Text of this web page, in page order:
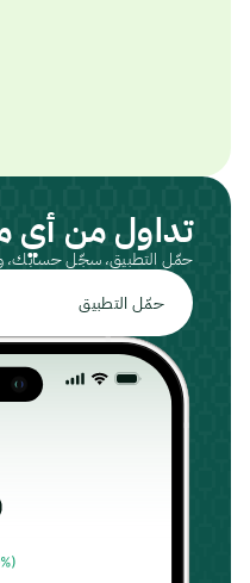
تداول من أي
حمّل التطبيق، سجّل حسابك،
حمّل التطبيق